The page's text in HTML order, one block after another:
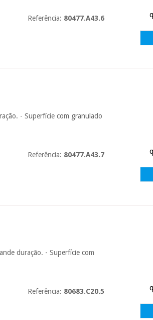
Referência: 80477.A43.6
- Superfície com granulado
Referência: 80477.A43.7
duração. - Superfície com
Referência: 80683.C20.5